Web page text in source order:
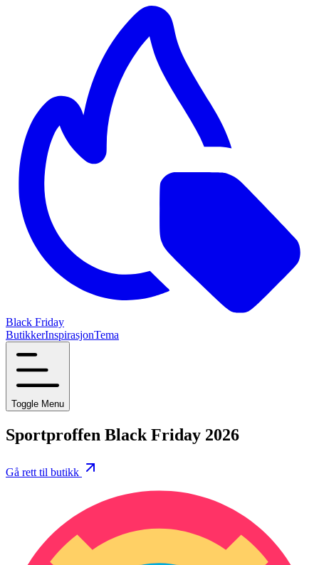
Black Friday
ButikkerInspirasjonTema
Toggle Menu
Sportproffen Black Friday 2026
Gå rett til butikk